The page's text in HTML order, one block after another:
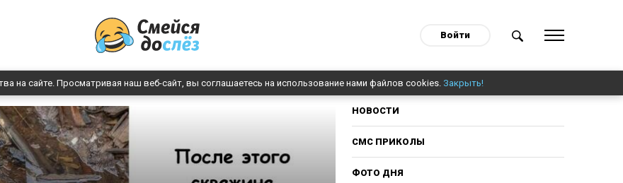
Войти
на сайте. Просматривая наш веб-сайт, вы соглашаетесь на использование нами файлов cookies. Закрыть!
НОВОСТИ
СМС ПРИКОЛЫ
ФОТО ДНЯ